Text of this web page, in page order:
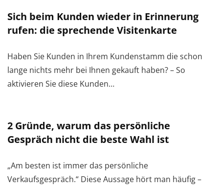
Sich beim Kunden wieder in Erinnerung
rufen: die sprechende Visitenkarte
Haben Sie Kunden in Ihrem Kundenstamm die schon
lange nichts mehr bei Ihnen gekauft haben? – So
aktivieren Sie diese Kunden…
2 Gründe, warum das persönliche
Gespräch nicht die beste Wahl ist
„Am besten ist immer das persönliche
Verkaufsgespräch.“ Diese Aussage hört man häufig –